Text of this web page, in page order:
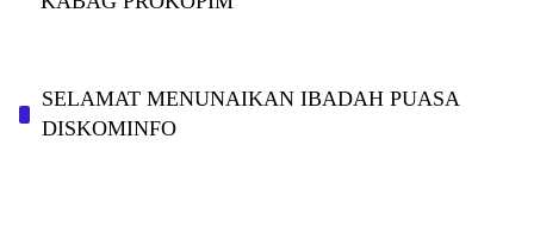
SELAMAT MENUNAIKAN IBADAH PUASA
DISKOMINFO